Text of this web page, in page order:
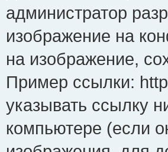
администратор
изображение на
на изображение,
Пример ссылки:
указывать ссылку
компьютере (если